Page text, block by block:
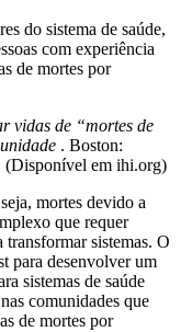
do sistema de saúde,
com experiência
de mortes por
vidas de “mortes de
. Boston:
(Disponível em ihi.org)
mortes devido a
que requer
transformar sistemas. O
para desenvolver um
sistemas de saúde
comunidades que
de mortes por